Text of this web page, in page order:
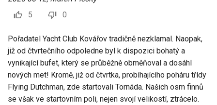
5
0
Pořadatel Yacht Club Kovářov tradičně nezklamal. Naopak,
již od čtvrtečního odpoledne byl k dispozici bohatý a
vynikající bufet, který se průběžně obměňoval a dosáhl
nových met! Kromě, již od čtvrtka, probíhajícího poháru třídy
Flying Dutchman, zde startovali Tornáda. Našich osm finnů
se však ve startovním poli, nejen svojí velikostí, ztrácelo.